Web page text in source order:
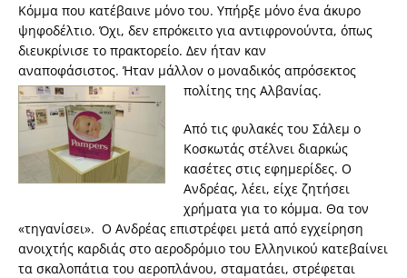
Κόμμα που κατέβαινε μόνο του. Υπήρξε μόνο ένα άκυρο
ψηφοδέλτιο. Όχι, δεν επρόκειτο για αντιφρονούντα, όπως
διευκρίνισε το πρακτορείο. Δεν ήταν καν
αναποφάσιστος. Ήταν μάλλον ο μοναδικός απρόσεκτος
πολίτης της Αλβανίας.
Από τις φυλακές του Σάλεμ ο
Κοσκωτάς στέλνει διαρκώς
κασέτες στις εφημερίδες. Ο
Ανδρέας, λέει, είχε ζητήσει
χρήματα για το κόμμα. Θα τον
«τηγανίσει». Ο Ανδρέας επιστρέφει μετά από εγχείρηση
ανοιχτής καρδιάς στο αεροδρόμιο του Ελληνικού κατεβαίνει
τα σκαλοπάτια του αεροπλάνου, σταματάει, στρέφεται